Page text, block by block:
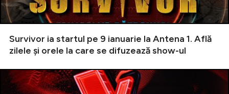
Survivor ia startul pe 9 ianuarie la Antena 1. Află
zilele și orele la care se difuzează show-ul